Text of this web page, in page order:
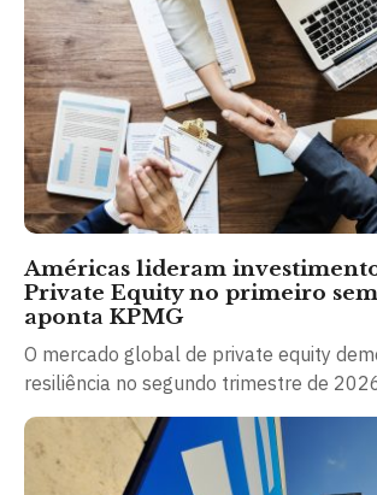
Américas lideram
Private Equity no primeiro
aponta KPMG
O mercado global de private equity
resiliência no segundo trimestre de